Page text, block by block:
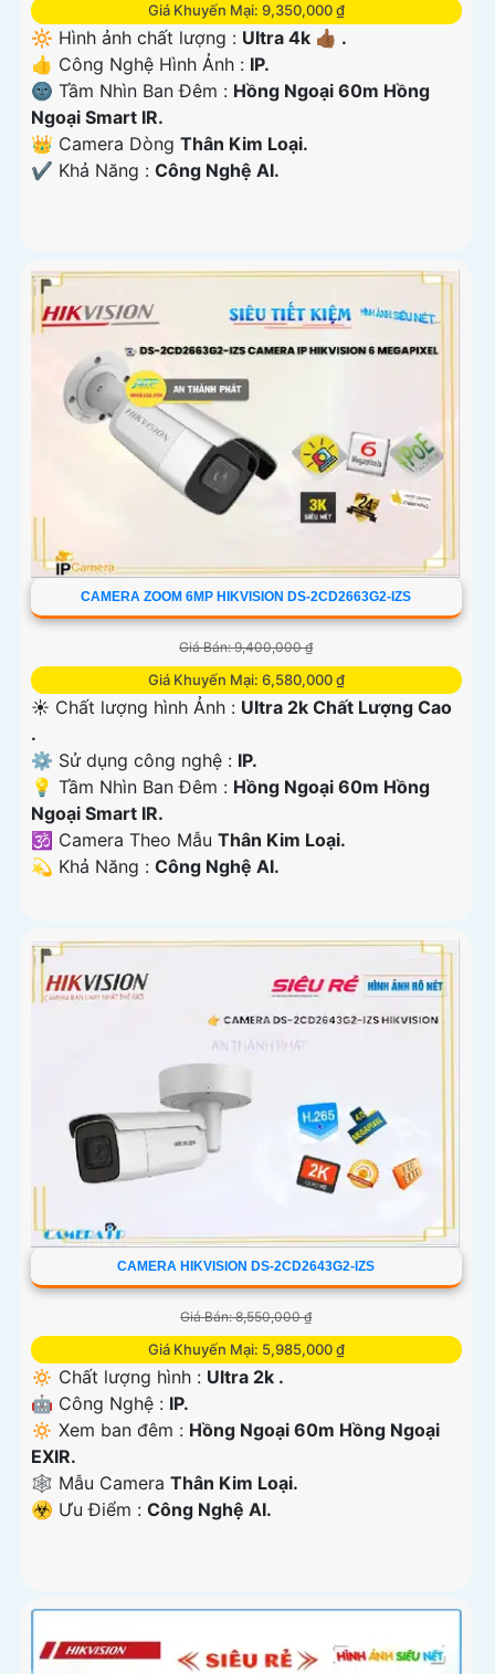
Giá Khuyến Mại: 9,350,000 ₫
🔆 Hình ảnh chất lượng : Ultra 4k 👍🏾 .
👍 Công Nghệ Hình Ảnh : IP.
🌚 Tầm Nhìn Ban Đêm : Hồng Ngoại 60m Hồng
Ngoại Smart IR.
👑 Camera Dòng Thân Kim Loại.
️✔️ Khả Năng : Công Nghệ AI.
CAMERA ZOOM 6MP HIKVISION DS-2CD2663G2-IZS
Giá Bán: 9,400,000 ₫
Giá Khuyến Mại: 6,580,000 ₫
☀️ Chất lượng hình Ảnh : Ultra 2k Chất Lượng Cao
.
⚙ Sử dụng công nghệ : IP.
💡 Tầm Nhìn Ban Đêm : Hồng Ngoại 60m Hồng
Ngoại Smart IR.
🕉️ Camera Theo Mẫu Thân Kim Loại.
️💫 Khả Năng : Công Nghệ AI.
CAMERA HIKVISION DS-2CD2643G2-IZS
Giá Bán: 8,550,000 ₫
Giá Khuyến Mại: 5,985,000 ₫
🔅 Chất lượng hình : Ultra 2k .
🤖️ Công Nghệ : IP.
🔅 Xem ban đêm : Hồng Ngoại 60m Hồng Ngoại
EXIR.
🕸️ Mẫu Camera Thân Kim Loại.
️☣️ Ưu Điểm : Công Nghệ AI.